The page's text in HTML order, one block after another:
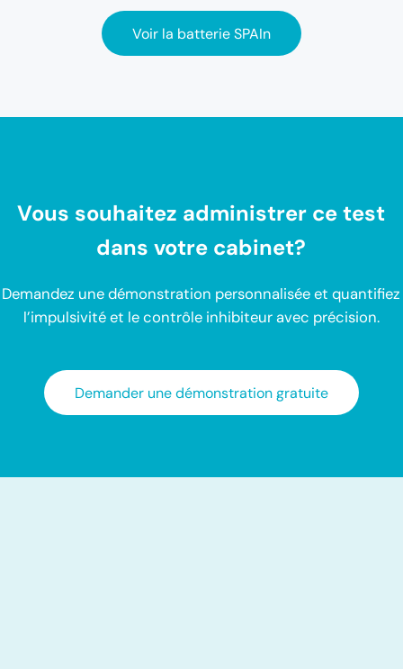
Voir la batterie SPAIn
Vous souhaitez administrer ce test
dans votre cabinet?
Demandez une démonstration personnalisée et quantifiez
l’impulsivité et le contrôle inhibiteur avec précision.
Demander une démonstration gratuite